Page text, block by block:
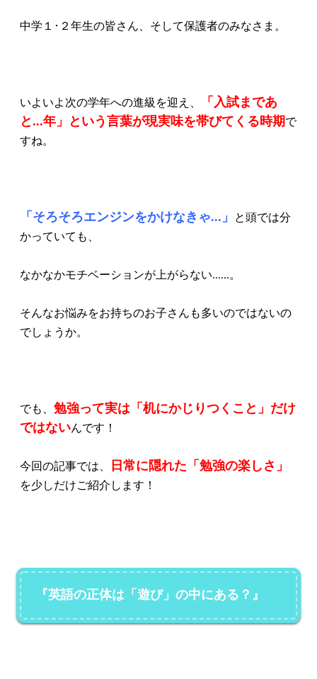
中学１･２年生の皆さん、そして保護者のみなさま。
いよいよ次の学年への進級を迎え、
「入試まであ
と...年」という言葉が現実味を帯びてくる時期で
すね。
「そろそろエンジンをかけなきゃ...」
と頭では分
かっていても、
なかなかモチベーションが上がらない......。
そんなお悩みをお持ちのお子さんも多いのではないの
でしょうか。
でも、 勉強って実は「机にかじりつくこと」だけ
ではないんです！
今回の記事では、 日常に隠れた「勉強の楽しさ」
を少しだけご紹介します！
『英語の正体は「遊び」の中にある？』